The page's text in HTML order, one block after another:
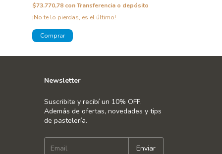
$73.770,78 conTransferencia o depósito
¡No te lo pierdas, es el último!
Newsletter
Suscribite y recibí un 10% OFF.
Además de ofertas, novedades y tips
de pastelería.